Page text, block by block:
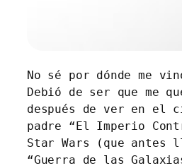
No sé por dónde me
Debió de ser que me
después de ver en el
padre “El Imperio
Star Wars (que antes
“Guerra de las